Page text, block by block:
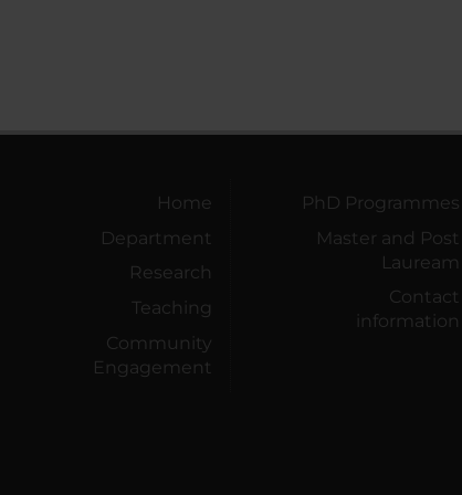
Home
Department
Research
Teaching
Community
Engagement
PhD Programmes
Master and Post
Lauream
Contact
information